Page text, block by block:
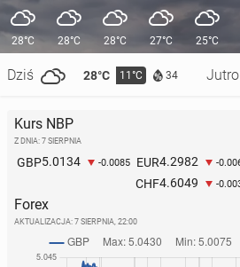
28°C
Dziś 28°C 11°C 34 Jutro
28°C 28°C 27°C 25°C
Kurs NBP
Z DNIA: 7 SIERPNIA
GBP5.0134 -0.0085 EUR4.2982 -
CHF4.6049 -
Forex
AKTUALIZACJA: 7 SIERPNIA, 22:00